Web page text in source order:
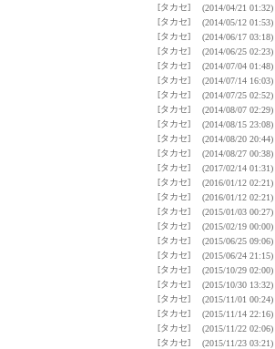
[タカセ]
(2014/04/21 01:32)
[タカセ]
(2014/05/12 01:53)
[タカセ]
(2014/06/17 03:18)
[タカセ]
(2014/06/25 02:23)
[タカセ]
(2014/07/04 01:48)
[タカセ]
(2014/07/14 16:03)
[タカセ]
(2014/07/25 02:52)
[タカセ]
(2014/08/07 02:29)
[タカセ]
(2014/08/15 23:08)
[タカセ]
(2014/08/20 20:44)
[タカセ]
(2014/08/27 00:38)
[タカセ]
(2017/02/14 01:31)
[タカセ]
(2016/01/12 02:21)
[タカセ]
(2016/01/12 02:21)
[タカセ]
(2015/01/03 00:27)
[タカセ]
(2015/02/19 00:00)
[タカセ]
(2015/06/25 09:06)
[タカセ]
(2015/06/24 21:15)
[タカセ]
(2015/10/29 02:00)
[タカセ]
(2015/10/30 13:32)
[タカセ]
(2015/11/01 00:24)
[タカセ]
(2015/11/14 22:16)
[タカセ]
(2015/11/22 02:06)
[タカセ]
(2015/11/23 03:21)